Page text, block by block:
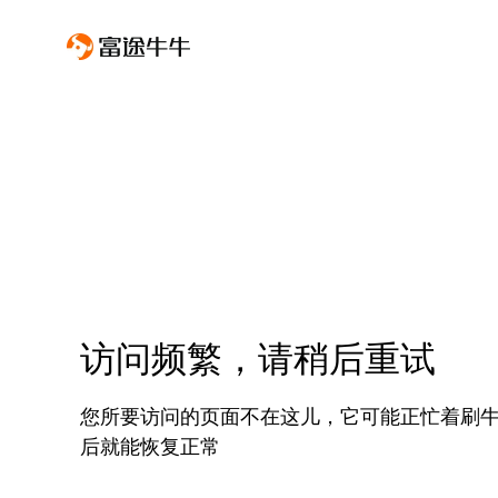
访问频繁，请稍后重试
您所要访问的页面不在这儿，它可能正忙着刷
后就能恢复正常